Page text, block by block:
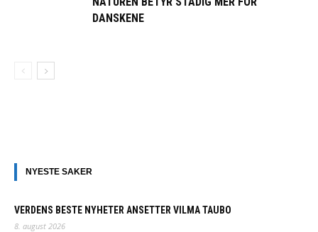
DANSKENE
NYESTE SAKER
VERDENS BESTE NYHETER ANSETTER VILMA TAUBO
8. august 2026